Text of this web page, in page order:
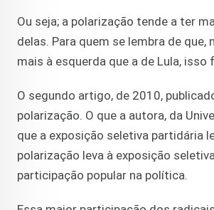
Ou seja; a polarização tende a ter
delas. Para quem se lembra de
mais à esquerda que a de Lula, isso
O segundo artigo, de 2010,
polarização. O que a autora, da
que a exposição seletiva partidária
polarização leva à exposição
participação popular na política.